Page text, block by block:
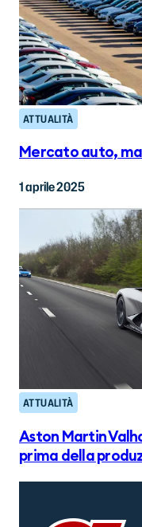
ATTUALITÀ
Mercato auto,
1 aprile 2025
ATTUALITÀ
Aston Martin
prima della